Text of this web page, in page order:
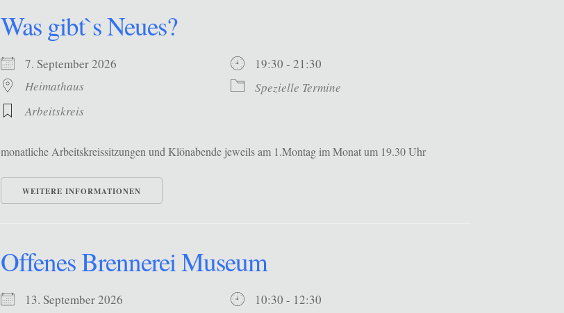
Was gibt`s Neues?
7. September 2026
19:30 - 21:30
Heimathaus
Spezielle Termine
Arbeitskreis
monatliche Arbeitskreissitzungen und Klönabende jeweils am 1.Montag im Monat um 19.30 Uhr
WEITERE INFORMATIONEN
Offenes Brennerei Museum
13. September 2026
10:30 - 12:30